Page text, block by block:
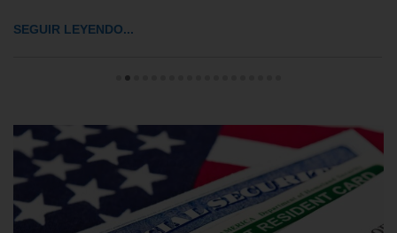
SEGUIR LEYENDO...